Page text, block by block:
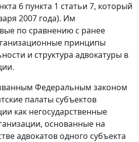
6 пункта 1 статьи 7, который
2007 года). Им
по сравнению с ранее
принципы
и структура адвокатуры в
Федеральным законом
палаты субъектов
как негосударственные
основанные на
адвокатов одного субъекта